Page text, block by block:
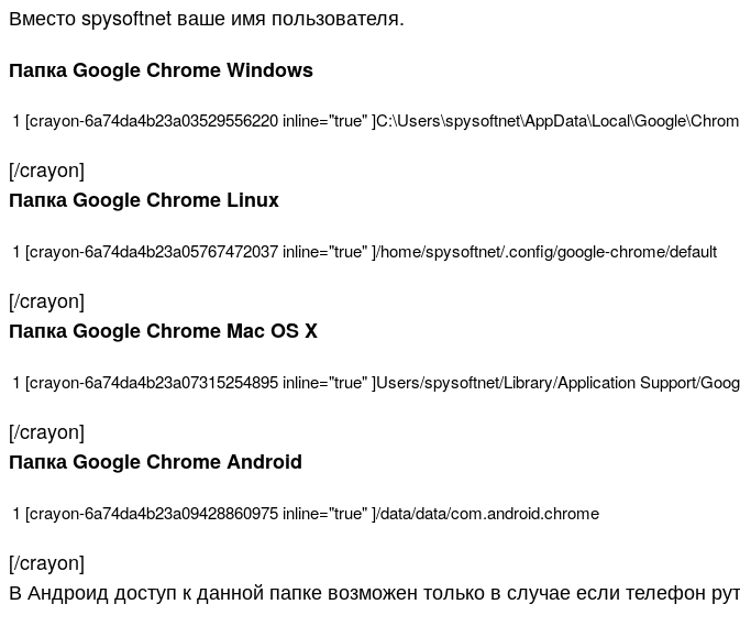
Вместо spysoftnet ваше имя пользователя.
Папка Google Chrome Windows
1 [crayon-6a74da4b23a03529556220inline="true"]C:\Users\spysoftnet\AppData\Local\Google\
[/crayon]
Папка Google Chrome Linux
1 [crayon-6a74da4b23a05767472037inline="true"]/home/spysoftnet/.config/google-chrome/default
[/crayon]
Папка Google Chrome Mac OS X
1 [crayon-6a74da4b23a07315254895inline="true"]Users/spysoftnet/Library/ApplicationSupport/
[/crayon]
Папка Google Chrome Android
1 [crayon-6a74da4b23a09428860975inline="true"]/data/data/com.android.chrome
[/crayon]
В Андроид доступ к данной папке возможен только в случае если телефон